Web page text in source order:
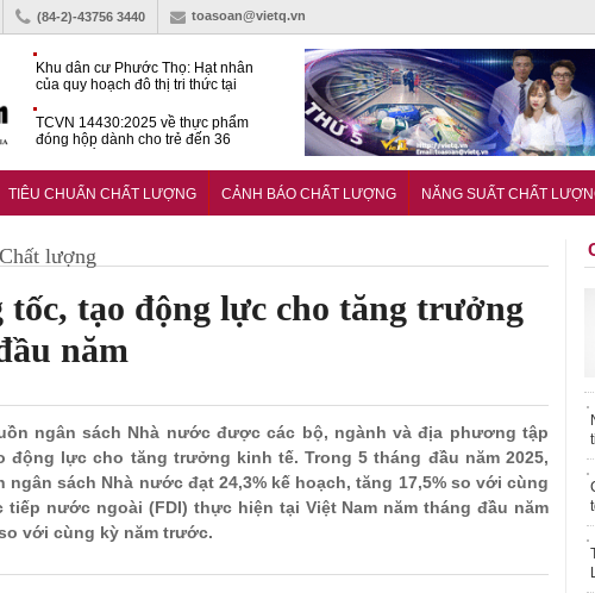
(84-2)-43756 3440 toasoan@vietq.vn
Khu dân cư Phước Thọ: Hạt nhân
của quy hoạch đô thị tri thức tại
TCVN 14430:2025 về thực phẩm
đóng hộp dành cho trẻ đến 36
chống nứt của hỗn hợp bê tông
TIÊU CHUẨN CHẤT LƯỢNG CẢNH BÁO CHẤT LƯỢNG NĂNG SUẤT CHẤT
lượng
tạo động lực cho tăng trưởng
năm
ngân sách Nhà nước được các bộ, ngành và địa phương tập
động lực cho tăng trưởng kinh tế. Trong 5 tháng đầu năm 2025,
sách Nhà nước đạt 24,3% kế hoạch, tăng 17,5% so với cùng
nước ngoài (FDI) thực hiện tại Việt Nam năm tháng đầu năm
với cùng kỳ năm trước.